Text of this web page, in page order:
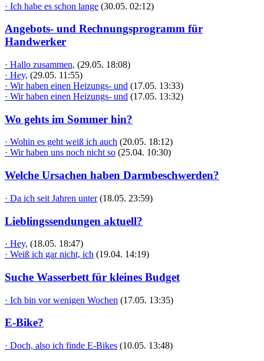
· Ich habe es schon lange (30.05. 02:12)
Angebots- und Rechnungsprogramm für
Handwerker
· Hallo zusammen, (29.05. 18:08)
· Hey, (29.05. 11:55)
· Wir haben einen Heizungs- und (17.05. 13:33)
· Wir haben einen Heizungs- und (17.05. 13:32)
Wo gehts im Sommer hin?
· Wohin es geht weiß ich auch (20.05. 18:12)
· Wir haben uns noch nicht so (25.04. 10:30)
Welche Ursachen haben Darmbeschwerden?
· Da ich seit Jahren unter (18.05. 23:59)
Lieblingssendungen aktuell?
· Hey, (18.05. 18:47)
· Weiß ich gar nicht, ich (19.04. 14:19)
Suche Wasserbett für kleines Budget
· Ich bin vor wenigen Wochen (17.05. 13:35)
E-Bike?
· Doch, also ich finde E-Bikes (10.05. 13:48)